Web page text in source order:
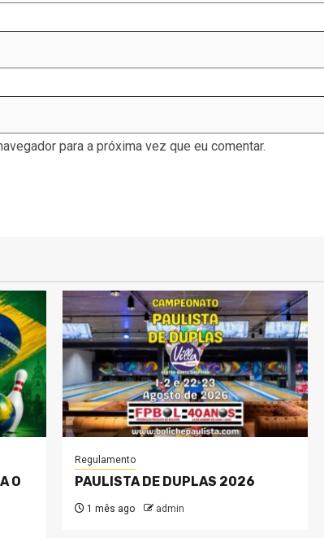
para a próxima vez que eu comentar.
O
Regulamento
PAULISTA DE DUPLAS 2026
1 mês ago admin